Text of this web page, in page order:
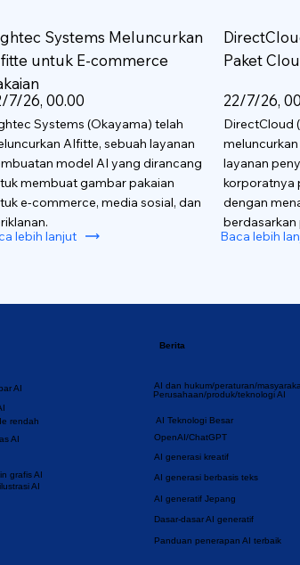
Systems Meluncurkan
untuk E-commerce
7/26, 00.00
Systems (Okayama) telah
AIfitte, sebuah layanan
model AI yang dirancang
membuat gambar pakaian
e-commerce, media sosial, dan
lebih lanjut
Paket
22/7/26,
DirectCloud
layanan
korporatnya
dengan
berdasarkan
Baca lebih
AI
AI
rendah
grafis AI
AI
Berita
AI dan hukum/peraturan/
Perusahaan/produk/teknologi AI
AI Teknologi Besar
OpenAI/ChatGPT
AI generasi kreatif
AI generasi berbasis teks
AI generatif Jepang
Dasar-dasar AI generatif
Panduan penerapan AI terbaik